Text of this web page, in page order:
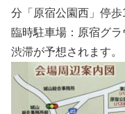
分「原宿公園西」停歩
臨時駐車場：原宿グ
渋滞が予想されます。